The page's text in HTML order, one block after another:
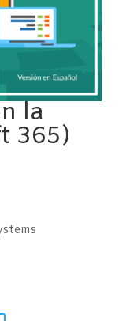
la
365)